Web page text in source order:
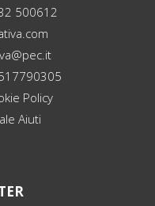
500612
Policy
Aiuti